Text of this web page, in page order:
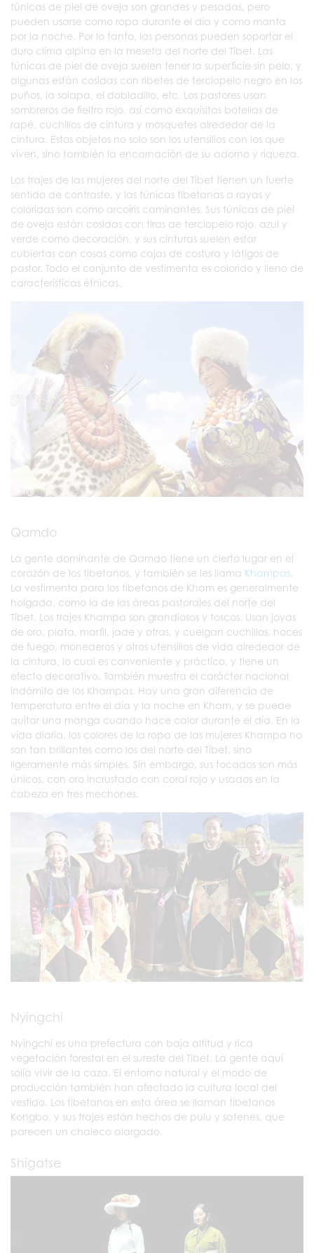
túnicas de piel de oveja son grandes y pesadas, pero
pueden usarse como ropa durante el día y como manta
por la noche. Por lo tanto, las personas pueden soportar el
duro clima alpino en la meseta del norte del Tíbet. Las
túnicas de piel de oveja suelen tener la superficie sin pelo, y
algunas están cosidas con ribetes de terciopelo negro en los
puños, la solapa, el dobladillo, etc. Los pastores usan
sombreros de fieltro rojo, así como exquisitas botellas de
rapé, cuchillos de cintura y mosquetes alrededor de la
cintura. Estos objetos no solo son los utensilios con los que
viven, sino también la encarnación de su adorno y riqueza.
Los trajes de las mujeres del norte del Tíbet tienen un fuerte
sentido de contraste, y las túnicas tibetanas a rayas y
coloridas son como arcoíris caminantes. Sus túnicas de piel
de oveja están cosidas con tiras de terciopelo rojo, azul y
verde como decoración, y sus cinturas suelen estar
cubiertas con cosas como cajas de costura y látigos de
pastor. Todo el conjunto de vestimenta es colorido y lleno de
características étnicas.
Qamdo
La gente dominante de Qamdo tiene un cierto lugar en el
corazón de los tibetanos, y también se les llama Khampas
La vestimenta para los tibetanos de Kham es generalmente
holgada, como la de las áreas pastorales del norte del
Tíbet. Los trajes Khampa son grandiosos y toscos. Usan joyas
de oro, plata, marfil, jade y otras, y cuelgan cuchillos, hoces
de fuego, monederos y otros utensilios de vida alrededor de
la cintura, lo cual es conveniente y práctico, y tiene un
efecto decorativo. También muestra el carácter nacional
indómito de los Khampas. Hay una gran diferencia de
temperatura entre el día y la noche en Kham, y se puede
quitar una manga cuando hace calor durante el día. En la
vida diaria, los colores de la ropa de las mujeres Khampa no
son tan brillantes como los del norte del Tíbet, sino
ligeramente más simples. Sin embargo, sus tocados son más
únicos, con oro incrustado con coral rojo y usados en la
cabeza en tres mechones.
Nyingchi
Nyingchi es una prefectura con baja altitud y rica
vegetación forestal en el sureste del Tíbet. La gente aquí
solía vivir de la caza. El entorno natural y el modo de
producción también han afectado la cultura local del
vestido. Los tibetanos en esta área se llaman tibetanos
Kongbo, y sus trajes están hechos de pulu y satenes, que
parecen un chaleco alargado.
Shigatse